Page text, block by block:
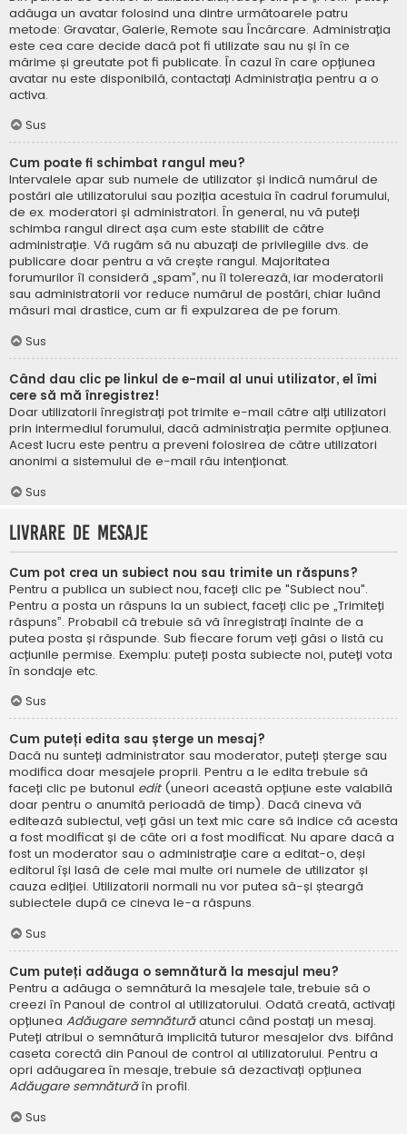
adăuga un avatar folosind una dintre următoarele patru
metode: Gravatar, Galerie, Remote sau Încărcare. Administrația
este cea care decide dacă pot fi utilizate sau nu și în ce
mărime și greutate pot fi publicate. În cazul în care opțiunea
avatar nu este disponibilă, contactați Administrația pentru a o
activa.
Sus
Cum poate fi schimbat rangul meu?
Intervalele apar sub numele de utilizator și indică numărul de
postări ale utilizatorului sau poziția acestuia în cadrul forumului,
de ex. moderatori și administratori. În general, nu vă puteți
schimba rangul direct așa cum este stabilit de către
administrație. Vă rugăm să nu abuzați de privilegiile dvs. de
publicare doar pentru a vă crește rangul. Majoritatea
forumurilor îl consideră „spam”, nu îl tolerează, iar moderatorii
sau administratorii vor reduce numărul de postări, chiar luând
măsuri mai drastice, cum ar fi expulzarea de pe forum.
Sus
Când dau clic pe linkul de e-mail al unui utilizator, el îmi
cere să mă înregistrez!
Doar utilizatorii înregistrați pot trimite e-mail către alți utilizatori
prin intermediul forumului, dacă administrația permite opțiunea.
Acest lucru este pentru a preveni folosirea de către utilizatori
anonimi a sistemului de e-mail rău intenționat.
Sus
Livrare de mesaje
Cum pot crea un subiect nou sau trimite un răspuns?
Pentru a publica un subiect nou, faceți clic pe "Subiect nou".
Pentru a posta un răspuns la un subiect, faceți clic pe „Trimiteți
răspuns”. Probabil că trebuie să vă înregistrați înainte de a
putea posta și răspunde. Sub fiecare forum veți găsi o listă cu
acțiunile permise. Exemplu: puteți posta subiecte noi, puteți vota
în sondaje etc.
Sus
Cum puteți edita sau șterge un mesaj?
Dacă nu sunteți administrator sau moderator, puteți șterge sau
modifica doar mesajele proprii. Pentru a le edita trebuie să
faceți clic pe butonul edit (uneori această opțiune este valabilă
doar pentru o anumită perioadă de timp). Dacă cineva vă
editează subiectul, veți găsi un text mic care să indice că acesta
a fost modificat și de câte ori a fost modificat. Nu apare dacă a
fost un moderator sau o administrație care a editat-o, deși
editorul își lasă de cele mai multe ori numele de utilizator și
cauza ediției. Utilizatorii normali nu vor putea să-și șteargă
subiectele după ce cineva le-a răspuns.
Sus
Cum puteți adăuga o semnătură la mesajul meu?
Pentru a adăuga o semnătură la mesajele tale, trebuie să o
creezi în Panoul de control al utilizatorului. Odată creată, activați
opțiunea Adăugare semnăturăatunci când postați un mesaj.
Puteți atribui o semnătură implicită tuturor mesajelor dvs. bifând
caseta corectă din Panoul de control al utilizatorului. Pentru a
opri adăugarea în mesaje, trebuie să dezactivați opțiunea
Adăugare semnăturăîn profil.
Sus